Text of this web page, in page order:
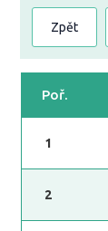
Zpět
Poř.
1
2